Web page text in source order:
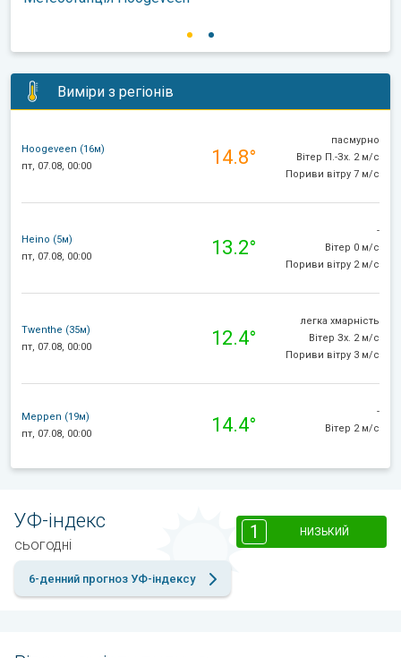
Виміри з регіонів
Hoogeveen (16м)
пт, 07.08, 00:00
14.8°
пасмурно
Вітер П.-Зх. 2 м/с
Пориви вітру 7 м/с
Heino (5м)
пт, 07.08, 00:00
13.2°
-
Вітер 0 м/с
Пориви вітру 2 м/с
Twenthe (35м)
пт, 07.08, 00:00
12.4°
легка хмарність
Вітер Зх. 2 м/с
Пориви вітру 3 м/с
Meppen (19м)
пт, 07.08, 00:00
14.4°
-
Вітер 2 м/с
УФ-індекс
сьогодні
1 НИЗЬКИЙ
6-денний прогноз УФ-індексу